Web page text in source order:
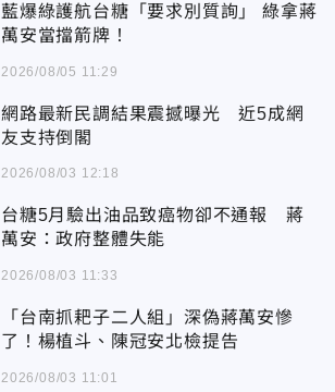
藍爆綠護航台糖「要求別質詢」 綠拿蔣
萬安當擋箭牌！
2026/08/05 11:29
網路最新民調結果震撼曝光 近5成網
友支持倒閣
2026/08/03 12:18
台糖5月驗出油品致癌物卻不通報 蔣
萬安：政府整體失能
2026/08/03 11:33
「台南抓耙子二人組」深偽蔣萬安慘
了！楊植斗、陳冠安北檢提告
2026/08/03 11:01